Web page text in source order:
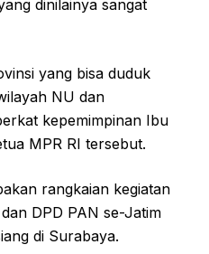
dinilainya sangat
yang bisa duduk
NU dan
kepemimpinan Ibu
MPR RI tersebut.
rangkaian kegiatan
DPD PAN se-Jatim
di Surabaya.